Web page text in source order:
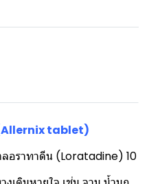
tablet)
ลอราทาดีน (Loratadine) 10